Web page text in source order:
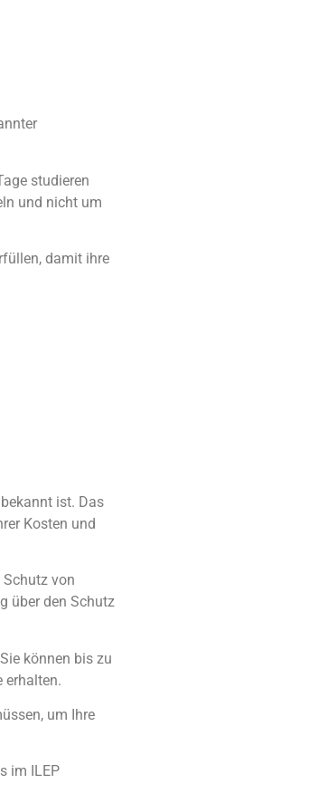
studieren
und nicht um
damit ihre
ist. Das
Kosten und
von
über den Schutz
Sie können bis zu
erhalten.
um Ihre
im ILEP